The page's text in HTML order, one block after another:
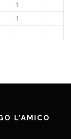
1
1
L’AMICO